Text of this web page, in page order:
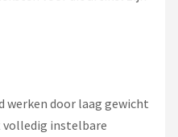
werken door laag gewicht
volledig instelbare